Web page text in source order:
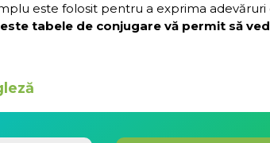
este folosit pentru a exprima adevăruri
tabele de conjugare vă permit să